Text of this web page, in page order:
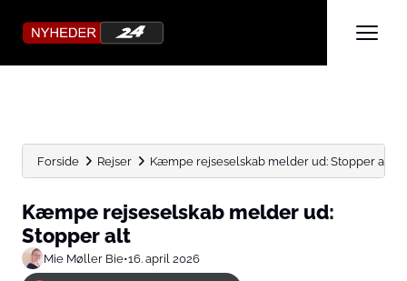
Forside Rejser Kæmpe rejseselskab melder ud: Stopper alt
Kæmpe rejseselskab melder ud:
Stopper alt
Mie Møller Bie•16. april 2026